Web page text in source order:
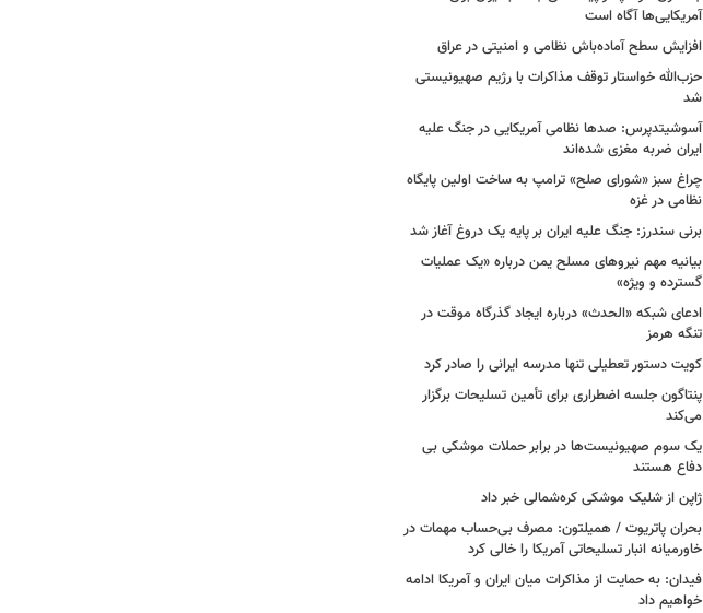
آمریکایی‌ها آگاه است
افزایش سطح آماده‌باش نظامی و امنیتی در عراق
حزب‌الله خواستار توقف مذاکرات با رژیم صهیونیستی
شد
آسوشیتدپرس: صدها نظامی آمریکایی در جنگ علیه
ایران ضربه مغزی شده‌اند
چراغ سبز «شورای صلح» ترامپ به ساخت اولین پایگاه
نظامی در غزه
برنی سندرز: جنگ علیه ایران بر پایه یک دروغ آغاز شد
بیانیه مهم نیروهای مسلح یمن درباره «یک عملیات
گسترده و ویژه»
ادعای شبکه «الحدث» درباره ایجاد گذرگاه موقت در
تنگه هرمز
کویت دستور تعطیلی تنها مدرسه ایرانی را صادر کرد
پنتاگون جلسه اضطراری برای تأمین تسلیحات برگزار
می‌کند
یک‌ سوم صهیونیست‌ها در برابر حملات موشکی بی
دفاع هستند
ژاپن از شلیک موشکی کره‌شمالی خبر داد
بحران پاتریوت / همیلتون: مصرف بی‌حساب مهمات در
خاورمیانه انبار تسلیحاتی آمریکا را خالی کرد
فیدان: به حمایت از مذاکرات میان ایران و آمریکا ادامه
خواهیم داد